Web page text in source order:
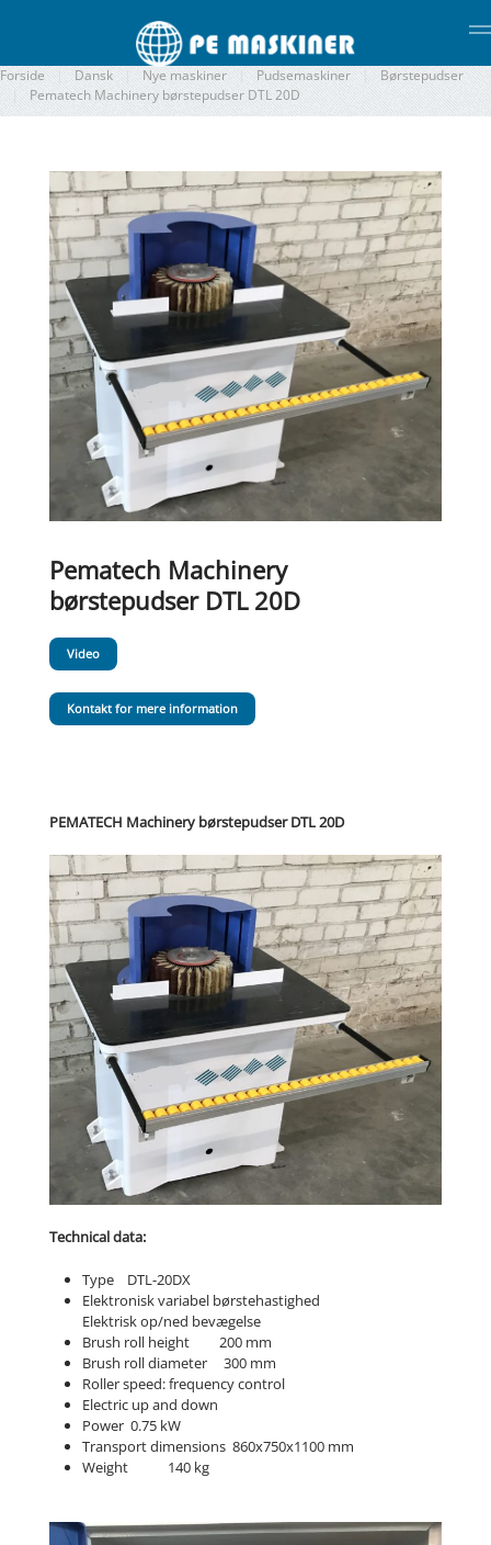
Gå til hovedindhold
Forside Dansk Nye maskiner Pudsemaskiner
Børstepudser
Pematech Machinery børstepudser DTL 20D
Pematech Machinery
børstepudser DTL 20D
Video
Kontakt for mere information
PEMATECH Machinery børstepudser DTL 20D
Technical data:
Type DTL-20DX
Elektronisk variabel børstehastighed
Elektrisk op/ned bevægelse
Brush roll height 200 mm
Brush roll diameter 300 mm
Roller speed: frequency control
Electric up and down
Power 0.75 kW
Transport dimensions 860x750x1100 mm
Weight 140 kg